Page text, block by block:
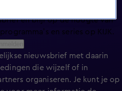
en blijf op de hoogte van
en series op KIJK.
nieuwsbrief met daarin
die wijzelf of in
organiseren. Je kunt je op